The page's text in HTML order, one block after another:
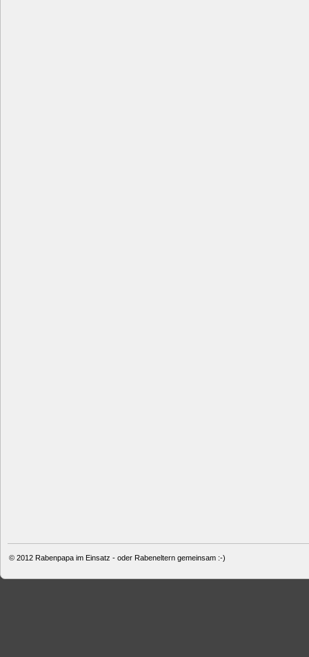
© 2012 Rabenpapa im Einsatz - oder Rabeneltern gemeinsam :-)